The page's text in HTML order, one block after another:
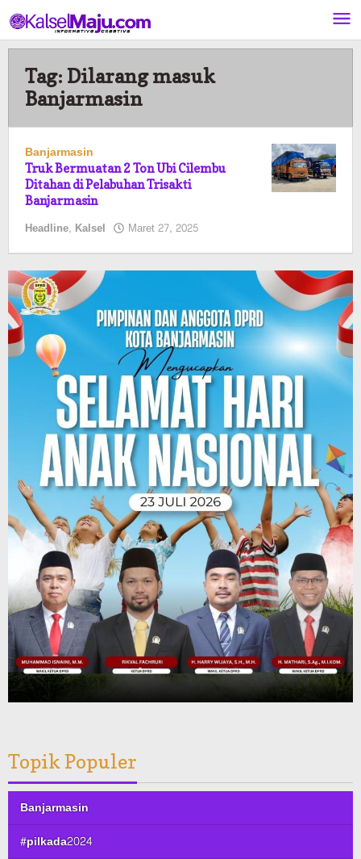
ke
konten
Tag: Dilarang masuk
Banjarmasin
Banjarmasin
Truk Bermuatan 2 Ton Ubi Cilembu
Ditahan di Pelabuhan Trisakti
Banjarmasin
Headline, Kalsel Maret 27, 2025
Topik Populer
Banjarmasin
#pilkada2024